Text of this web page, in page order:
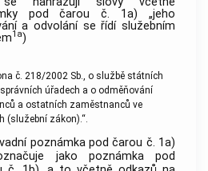
pod čarou č. 1a) „jeho
a odvolání se řídí služebním
1a)
č. 218/2002 Sb., o službě státních
úřadech a o odměňování
a ostatních zaměstnanců ve
(služební zákon).“.
poznámka pod čarou č. 1a)
jako poznámka pod